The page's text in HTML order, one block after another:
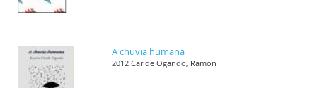
A chuvia humana
2012 Caride Ogando, Ramón